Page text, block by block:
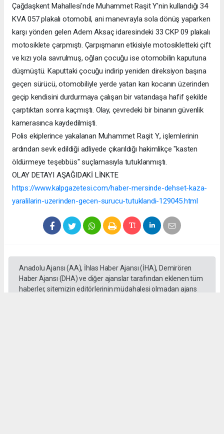
Çağdaşkent Mahallesi'nde Muhammet Raşit Y'nin kullandığı 34
KVA 057 plakalı otomobil, ani manevrayla sola dönüş yaparken
karşı yönden gelen Adem Aksaç idaresindeki 33 CKP 09 plakalı
motosiklete çarpmıştı. Çarpışmanın etkisiyle motosikletteki çift
ve kızı yola savrulmuş, oğlan çocuğu ise otomobilin kaputuna
düşmüştü. Kaputtaki çocuğu indirip yeniden direksiyon başına
geçen sürücü, otomobiliyle yerde yatan karı kocanın üzerinden
geçip kendisini durdurmaya çalışan bir vatandaşa hafif şekilde
çarptıktan sonra kaçmıştı. Olay, çevredeki bir binanın güvenlik
kamerasınca kaydedilmişti.
Polis ekiplerince yakalanan Muhammet Raşit Y., işlemlerinin
ardından sevk edildiği adliyede çıkarıldığı hakimlikçe "kasten
öldürmeye teşebbüs" suçlamasıyla tutuklanmıştı.
OLAY DETAYI AŞAĞIDAKİ LİNKTE
https://www.kalpgazetesi.com/haber-mersinde-dehset-kaza-
yaralilarin-uzerinden-gecen-surucu-tutuklandi-129045.html
Anadolu Ajansı (AA), İhlas Haber Ajansı (İHA), Demirören
Haber Ajansı (DHA) ve diğer ajanslar tarafından eklenen tüm
haberler, sitemizin editörlerinin müdahalesi olmadan ajans